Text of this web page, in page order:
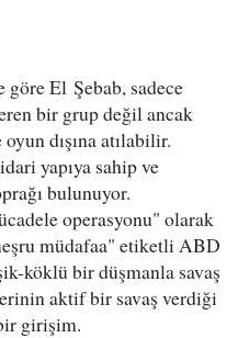
El Şebab, sadece
bir grup değil ancak
dışına atılabilir.
yapıya sahip ve
bulunuyor.
operasyonu" olarak
müdafaa" etiketli ABD
köklü bir düşmanla savaş
aktif bir savaş verdiği
girişim.